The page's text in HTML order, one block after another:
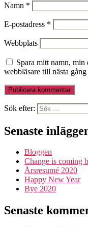
Namn *
E-postadress *
Webbplats
Spara mitt namn, min
webbläsare till nästa
Sök efter:
Senaste
Bloggen
Change is coming
Årsresumé 2020
Happy New Year
Bye 2020
Senaste